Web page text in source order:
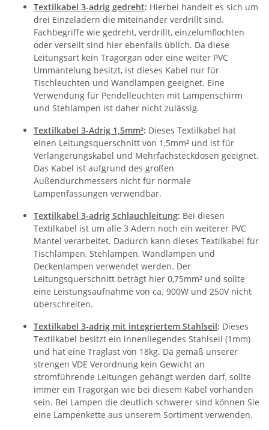
Textilkabel 3-adrig gedreht: Hierbei handelt es sich um
drei Einzeladern die miteinander verdrillt sind.
Fachbegriffe wie gedreht, verdrillt, einzelumflochten
oder verseilt sind hier ebenfalls üblich. Da diese
Leitungsart kein Tragorgan oder eine weiter PVC
Ummantelung besitzt, ist dieses Kabel nur für
Tischleuchten und Wandlampen geeignet. Eine
Verwendung für Pendelleuchten mit Lampenschirm
und Stehlampen ist daher nicht zulässig.
Textilkabel 3-Adrig 1,5mm²: Dieses Textilkabel hat
einen Leitungsquerschnitt von 1,5mm² und ist für
Verlängerungskabel und Mehrfachsteckdosen geeignet.
Das Kabel ist aufgrund des großen
Außendurchmessers nicht für normale
Lampenfassungen verwendbar.
Textilkabel 3-adrig Schlauchleitung: Bei diesen
Textilkabel ist um alle 3 Adern noch ein weiterer PVC
Mantel verarbeitet. Dadurch kann dieses Textilkabel für
Tischlampen, Stehlampen, Wandlampen und
Deckenlampen verwendet werden. Der
Leitungsquerschnitt beträgt hier 0,75mm² und sollte
eine Leistungsaufnahme von ca. 900W und 250V nicht
überschreiten.
Textilkabel 3-adrig mit integriertem Stahlseil: Dieses
Textilkabel besitzt ein innenliegendes Stahlseil (1mm)
und hat eine Traglast von 18kg. Da gemäß unserer
strengen VDE Verordnung kein Gewicht an
stromführende Leitungen gehängt werden darf, sollte
immer ein Tragorgan wie bei diesem Kabel vorhanden
sein. Bei Lampen die deutlich schwerer sind können Sie
eine Lampenkette aus unserem Sortiment verwenden.